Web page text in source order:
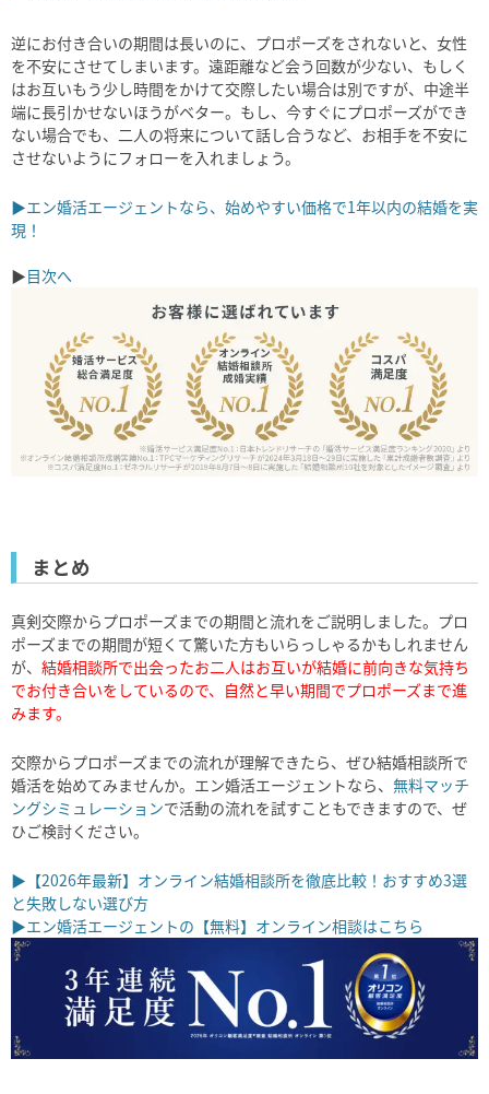
逆にお付き合いの期間は長いのに、プロポーズをされないと、女性
を不安にさせてしまいます。遠距離など会う回数が少ない、もしく
はお互いもう少し時間をかけて交際したい場合は別ですが、中途半
端に長引かせないほうがベター。もし、今すぐにプロポーズができ
ない場合でも、二人の将来について話し合うなど、お相手を不安に
させないようにフォローを入れましょう。
▶エン婚活エージェントなら、始めやすい価格で1年以内の結婚を実
現！
▶目次へ
まとめ
真剣交際からプロポーズまでの期間と流れをご説明しました。プロ
ポーズまでの期間が短くて驚いた方もいらっしゃるかもしれません
が、 結婚相談所で出会ったお二人はお互いが結婚に前向きな気持ち
でお付き合いをしているので、自然と早い期間でプロポーズまで進
みます。
交際からプロポーズまでの流れが理解できたら、ぜひ結婚相談所で
婚活を始めてみませんか。エン婚活エージェントなら、 無料マッチ
ングシミュレーションで活動の流れを試すこともできますので、ぜ
ひご検討ください。
▶【2026年最新】オンライン結婚相談所を徹底比較！おすすめ3選
と失敗しない選び方
▶エン婚活エージェントの【無料】オンライン相談はこちら